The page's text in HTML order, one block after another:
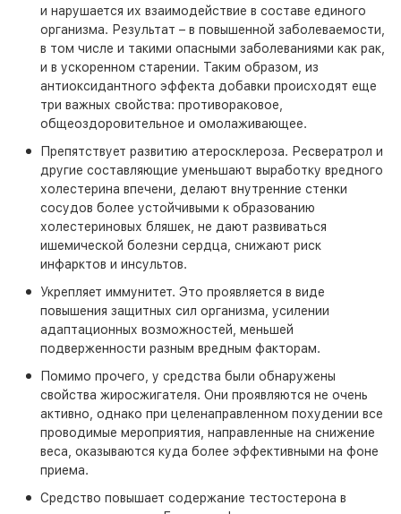
и нарушается их взаимодействие в составе единого
организма. Результат – в повышенной заболеваемости,
в том числе и такими опасными заболеваниями как рак,
и в ускоренном старении. Таким образом, из
антиоксидантного эффекта добавки происходят еще
три важных свойства: противораковое,
общеоздоровительное и омолаживающее.
Препятствует развитию атеросклероза. Ресвератрол и
другие составляющие уменьшают выработку вредного
холестерина впечени, делают внутренние стенки
сосудов более устойчивыми к образованию
холестериновых бляшек, не дают развиваться
ишемической болезни сердца, снижают риск
инфарктов и инсультов.
Укрепляет иммунитет. Это проявляется в виде
повышения защитных сил организма, усилении
адаптационных возможностей, меньшей
подверженности разным вредным факторам.
Помимо прочего, у средства были обнаружены
свойства жиросжигателя. Они проявляются не очень
активно, однако при целенаправленном похудении все
проводимые мероприятия, направленные на снижение
веса, оказываются куда более эффективными на фоне
приема.
Средство повышает содержание тестостерона в